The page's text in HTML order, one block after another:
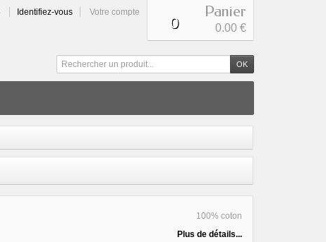
Identifiez-vous Votre compte Panier
0
0 0.00 €
100% coton
Plus de détails...